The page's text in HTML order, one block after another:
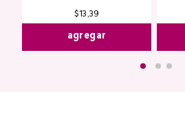
$13,39
agregar